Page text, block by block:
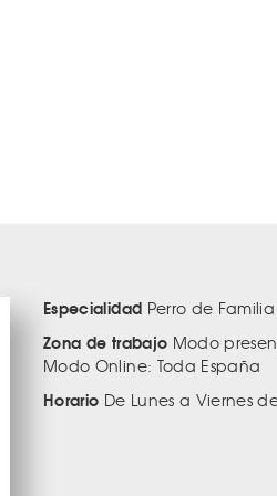
Especialidad Perro de Familia
Zona de trabajo Modo
Modo Online: Toda España
Horario De Lunes a Viernes